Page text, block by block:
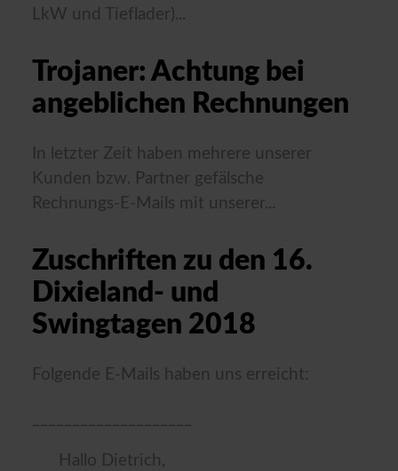
LkW und Tieflader)...
Trojaner: Achtung bei
angeblichen Rechnungen
In letzter Zeit haben mehrere unserer
Kunden bzw. Partner gefälsche
Rechnungs-E-Mails mit unserer...
Zuschriften zu den 16.
Dixieland- und
Swingtagen 2018
Folgende E-Mails haben uns erreicht:
Hallo Dietrich,